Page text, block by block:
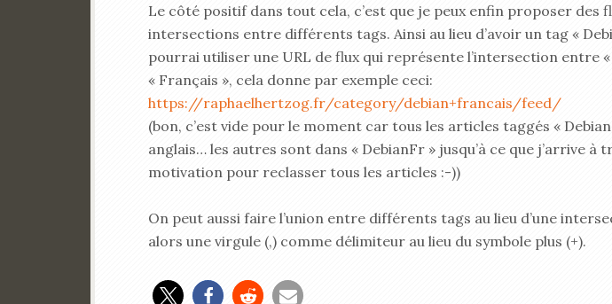
Le côté positif dans tout cela, c’est que je peux enfin proposer des
intersections entre différents tags. Ainsi au lieu d’avoir un tag «
pourrai utiliser une URL de flux qui représente l’intersection entre «
« Français », cela donne par exemple ceci:
https://raphaelhertzog.fr/category/debian+francais/feed/
(bon, c’est vide pour le moment car tous les articles taggés «
anglais… les autres sont dans « DebianFr » jusqu’à ce que j’arrive à
motivation pour reclasser tous les articles :-))
On peut aussi faire l’union entre différents tags au lieu d’une
alors une virgule (,) comme délimiteur au lieu du symbole plus (+).